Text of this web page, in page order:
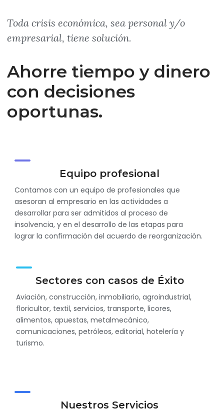
Toda crisis económica, sea personal y/o
empresarial, tiene solución.
Ahorre tiempo y dinero
con decisiones
oportunas.
Equipo profesional
Contamos con un equipo de profesionales que
asesoran al empresario en las actividades a
desarrollar para ser admitidos al proceso de
insolvencia, y en el desarrollo de las etapas para
lograr la confirmación del acuerdo de reorganización.
Sectores con casos de Éxito
Aviación, construcción, inmobiliario, agroindustrial,
floricultor, textil, servicios, transporte, licores,
alimentos, apuestas, metalmecánico,
comunicaciones, petróleos, editorial, hotelería y
turismo.
Nuestros Servicios